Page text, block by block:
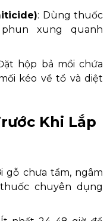
: Dùng thuốc
phun xung quanh
hộp bả mồi chứa
kéo về tổ và diệt
Khi Lắp
gỗ chưa tẩm, ngâm
chuyên dụng